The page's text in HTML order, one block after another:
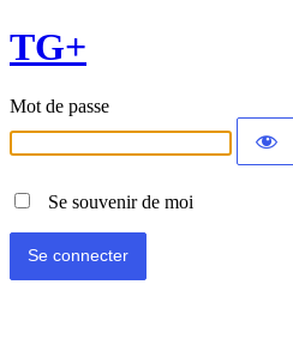
TG+
Mot de passe
Se souvenir de moi